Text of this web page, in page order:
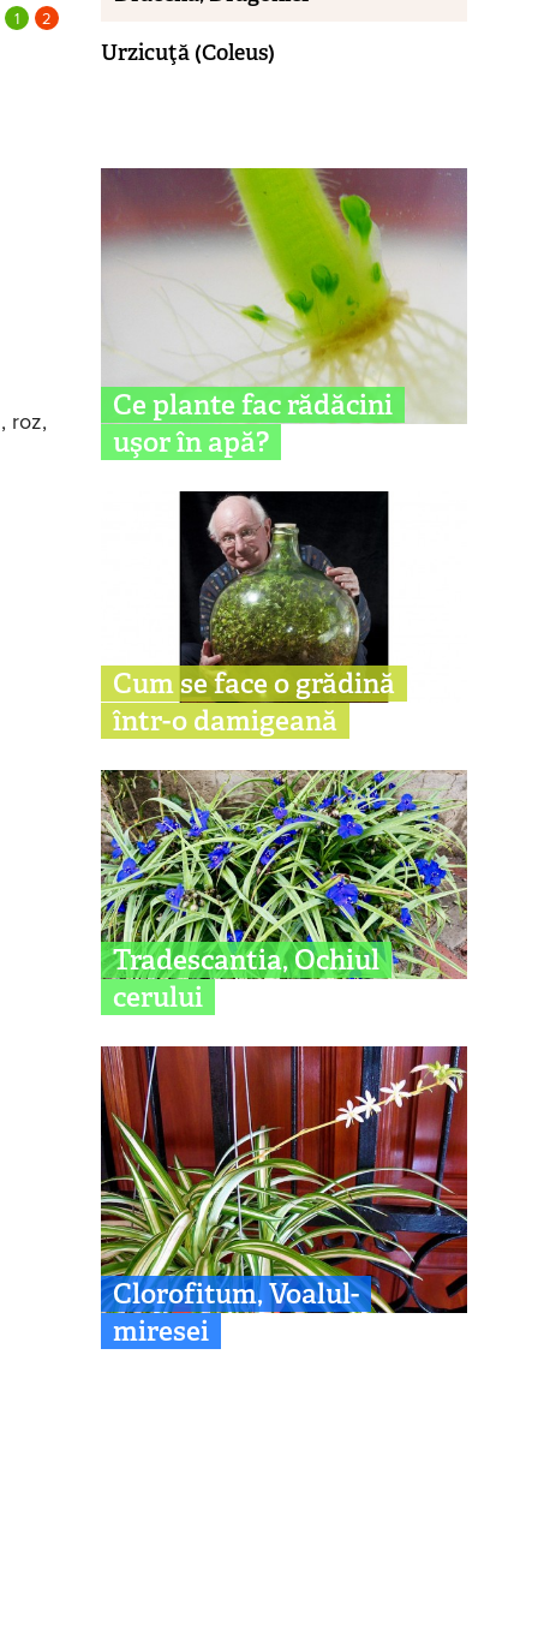
roz,
Urzicuţă (Coleus)
Ce plante fac rădăcini
uşor în apă?
Cum se face o grădină
într-o damigeană
Tradescantia, Ochiul
cerului
Clorofitum, Voalul-
miresei